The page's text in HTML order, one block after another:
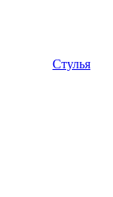
Стулья